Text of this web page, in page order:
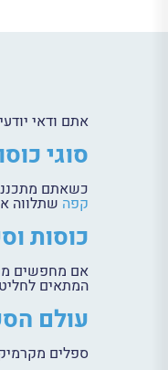
אתם ודאי
סוגי
כשאתם
קפה שתלווה
כוסות
אם מחפשים
המתאים
עולם
ספלים